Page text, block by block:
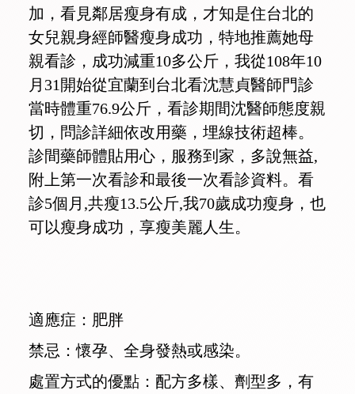
加，看見鄰居瘦身有成，才知是住台北的
女兒親身經師醫瘦身成功，特地推薦她母
親看診，成功減重10多公斤，我從108年10
月31開始從宜蘭到台北看沈慧貞醫師門診
當時體重76.9公斤，看診期間沈醫師態度親
切，問診詳細依改用藥，埋線技術超棒。
診間藥師體貼用心，服務到家，多說無益,
附上第一次看診和最後一次看診資料。看
診5個月,共瘦13.5公斤,我70歲成功瘦身，也
可以瘦身成功，享瘦美麗人生。
適應症：肥胖
禁忌：懷孕、全身發熱或感染。
處置方式的優點：配方多樣、劑型多，有